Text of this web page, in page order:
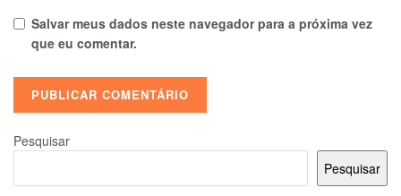
Salvar meus dados neste navegador para a próxima vez
que eu comentar.
Pesquisar
Pesquisar